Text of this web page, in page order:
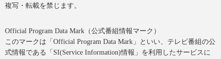
複写・転載を禁じます。
Official Program Data Mark（公式番組情報マーク）
このマークは「Official Program Data Mark」といい、テレビ番組の公
式情報である「SI(Service Information)情報」を利用したサービスに